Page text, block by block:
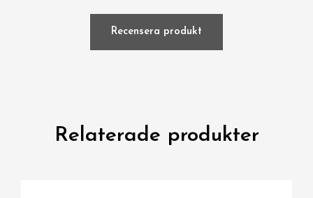
Recensera produkt
Relaterade produkter